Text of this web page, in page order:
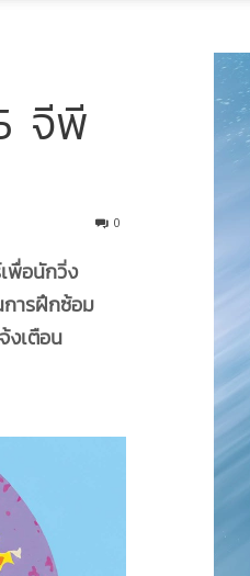
จีพี
0
พื่อนักวิ่ง
ารฝึกซ้อม
งเตือน